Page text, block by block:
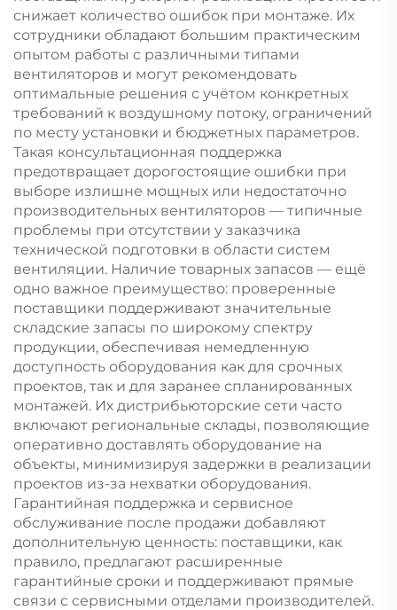
снижает количество ошибок при монтаже. Их
сотрудники обладают большим практическим
опытом работы с различными типами
вентиляторов и могут рекомендовать
оптимальные решения с учётом конкретных
требований к воздушному потоку, ограничений
по месту установки и бюджетных параметров.
Такая консультационная поддержка
предотвращает дорогостоящие ошибки при
выборе излишне мощных или недостаточно
производительных вентиляторов — типичные
проблемы при отсутствии у заказчика
технической подготовки в области систем
вентиляции. Наличие товарных запасов — ещё
одно важное преимущество: проверенные
поставщики поддерживают значительные
складские запасы по широкому спектру
продукции, обеспечивая немедленную
доступность оборудования как для срочных
проектов, так и для заранее спланированных
монтажей. Их дистрибьюторские сети часто
включают региональные склады, позволяющие
оперативно доставлять оборудование на
объекты, минимизируя задержки в реализации
проектов из-за нехватки оборудования.
Гарантийная поддержка и сервисное
обслуживание после продажи добавляют
дополнительную ценность: поставщики, как
правило, предлагают расширенные
гарантийные сроки и поддерживают прямые
связи с сервисными отделами производителей.